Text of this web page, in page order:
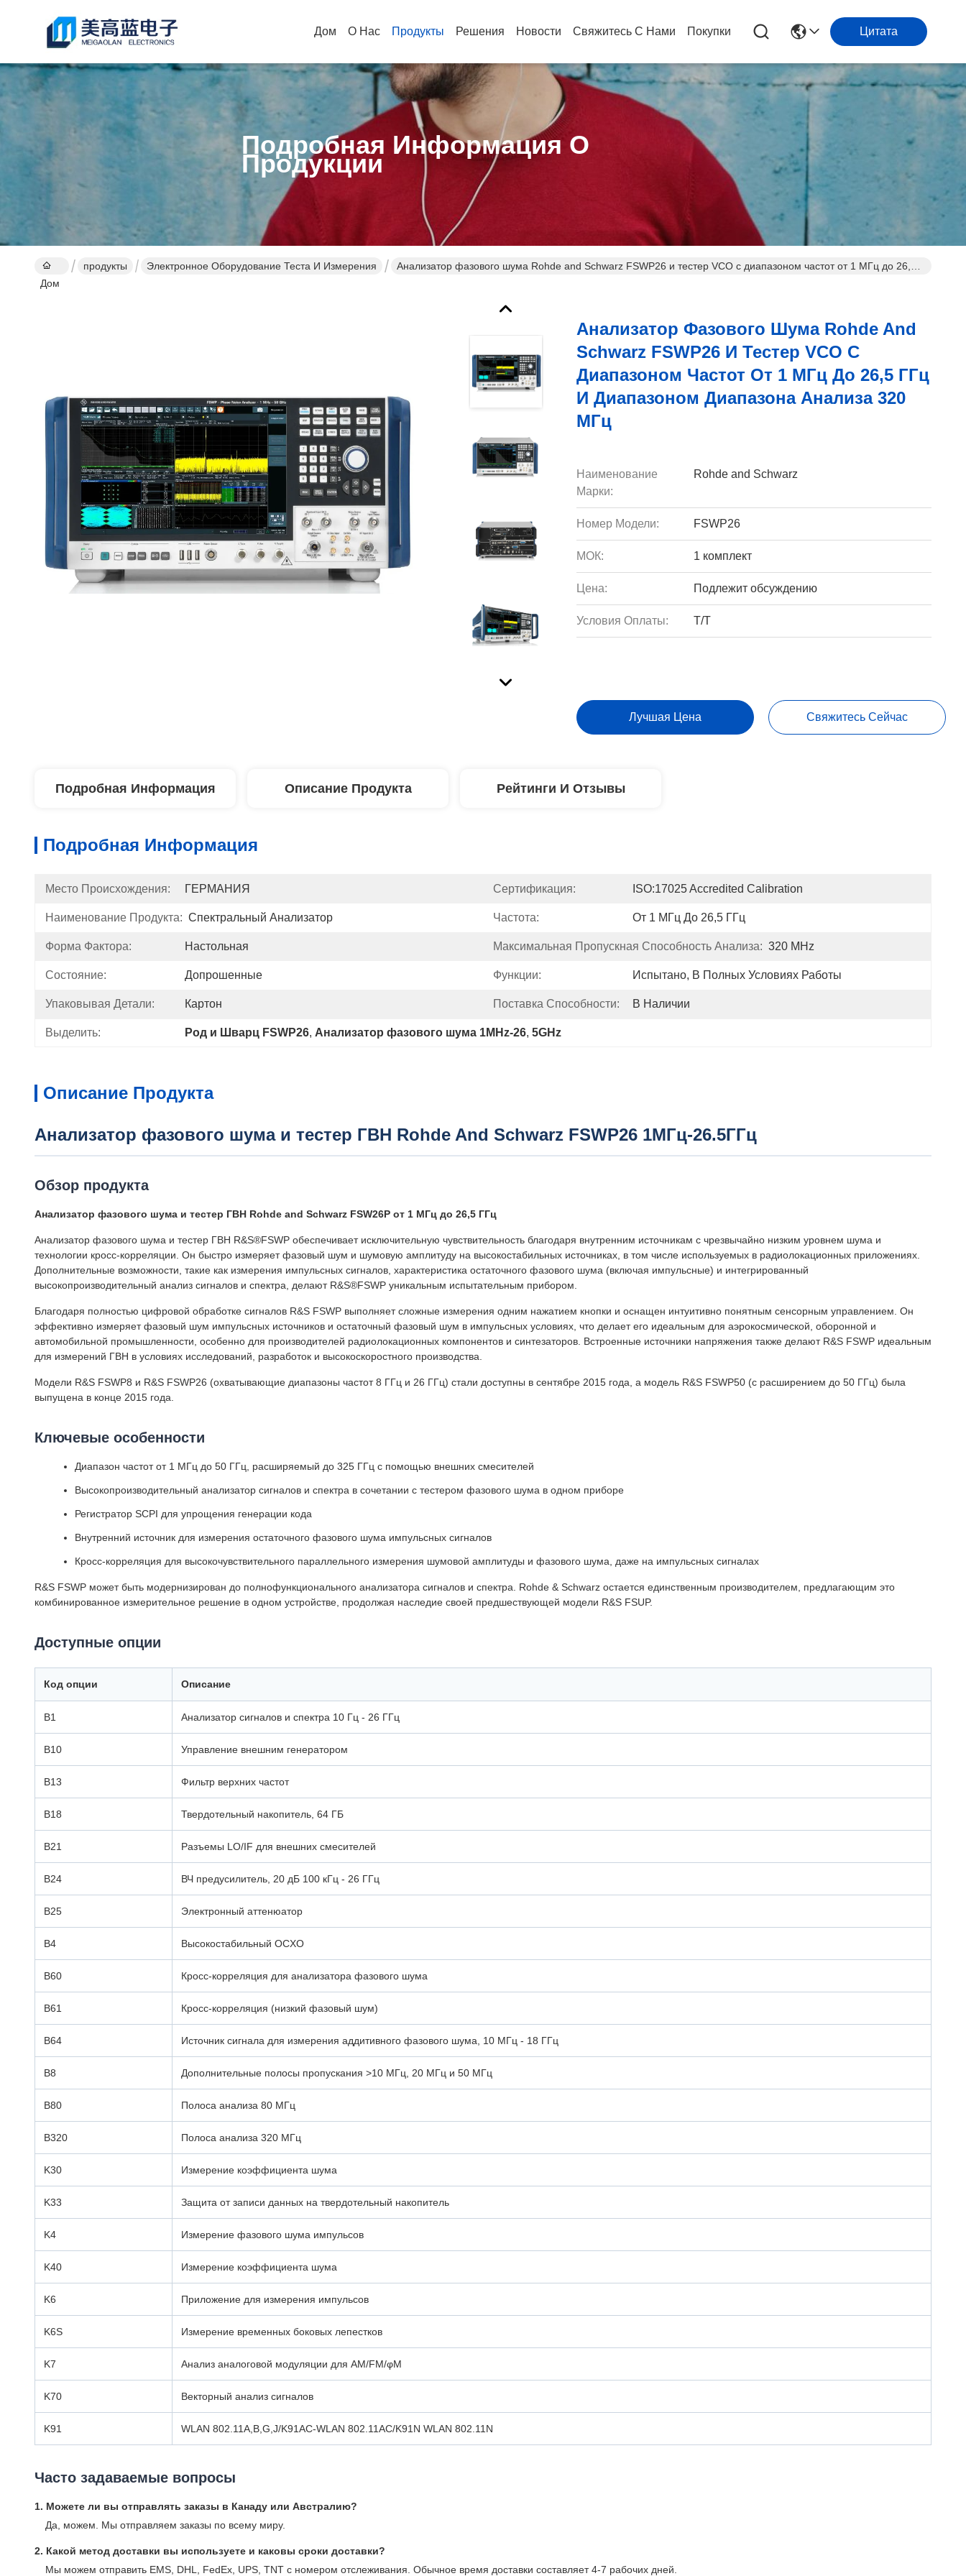
Дом О Нас Продукты Решения Новости Свяжитесь С Нами Покупки Цитата
Подробная Информация О
Продукции
Дом
продукты Электронное Оборудование Теста И Измерения
Анализатор фазового шума Rohde and Schwarz FSWP26 и тестер VCO с диапазоном частот от 1 МГц до 26,5
Анализатор Фазового Шума Rohde And
Schwarz FSWP26 И Тестер VCO С
Диапазоном Частот От 1 МГц До 26,5 ГГц
И Диапазоном Диапазона Анализа 320
МГц
Наименование
Марки:
Rohde and Schwarz
Номер Модели: FSWP26
МОК: 1 комплект
Цена: Подлежит обсуждению
Условия Оплаты: T/T
Лучшая Цена Свяжитесь Сейчас
Подробная Информация Описание Продукта Рейтинги И Отзывы
Подробная Информация
Место Происхождения: ГЕРМАНИЯ Сертификация: ISO:17025 Accredited Calibration
Наименование Продукта: Спектральный Анализатор Частота: От 1 МГц До 26,5 ГГц
Форма Фактора: Настольная Максимальная Пропускная Способность Анализа: 320 MHz
Состояние: Допрошенные Функции: Испытано, В Полных Условиях Работы
Упаковывая Детали: Картон Поставка Способности: В Наличии
Выделить: Род и Шварц FSWP26, Анализатор фазового шума 1MHz-26, 5GHz
Описание Продукта
Анализатор фазового шума и тестер ГВН Rohde And Schwarz FSWP26 1МГц-26.5ГГц
Обзор продукта
Анализатор фазового шума и тестер ГВН Rohde and Schwarz FSW26P от 1 МГц до 26,5 ГГц
Анализатор фазового шума и тестер ГВН R&S®FSWP обеспечивает исключительную чувствительность благодаря внутренним источникам с чрезвычайно низким уровнем шума и
технологии кросс-корреляции. Он быстро измеряет фазовый шум и шумовую амплитуду на высокостабильных источниках, в том числе используемых в радиолокационных приложениях.
Дополнительные возможности, такие как измерения импульсных сигналов, характеристика остаточного фазового шума (включая импульсные) и интегрированный
высокопроизводительный анализ сигналов и спектра, делают R&S®FSWP уникальным испытательным прибором.
Благодаря полностью цифровой обработке сигналов R&S FSWP выполняет сложные измерения одним нажатием кнопки и оснащен интуитивно понятным сенсорным управлением. Он
эффективно измеряет фазовый шум импульсных источников и остаточный фазовый шум в импульсных условиях, что делает его идеальным для аэрокосмической, оборонной и
автомобильной промышленности, особенно для производителей радиолокационных компонентов и синтезаторов. Встроенные источники напряжения также делают R&S FSWP идеальным
для измерений ГВН в условиях исследований, разработок и высокоскоростного производства.
Модели R&S FSWP8 и R&S FSWP26 (охватывающие диапазоны частот 8 ГГц и 26 ГГц) стали доступны в сентябре 2015 года, а модель R&S FSWP50 (с расширением до 50 ГГц) была
выпущена в конце 2015 года.
Ключевые особенности
Диапазон частот от 1 МГц до 50 ГГц, расширяемый до 325 ГГц с помощью внешних смесителей
Высокопроизводительный анализатор сигналов и спектра в сочетании с тестером фазового шума в одном приборе
Регистратор SCPI для упрощения генерации кода
Внутренний источник для измерения остаточного фазового шума импульсных сигналов
Кросс-корреляция для высокочувствительного параллельного измерения шумовой амплитуды и фазового шума, даже на импульсных сигналах
R&S FSWP может быть модернизирован до полнофункционального анализатора сигналов и спектра. Rohde & Schwarz остается единственным производителем, предлагающим это
комбинированное измерительное решение в одном устройстве, продолжая наследие своей предшествующей модели R&S FSUP.
Доступные опции
Код опции Описание
B1 Анализатор сигналов и спектра 10 Гц - 26 ГГц
B10 Управление внешним генератором
B13 Фильтр верхних частот
B18 Твердотельный накопитель, 64 ГБ
B21 Разъемы LO/IF для внешних смесителей
B24 ВЧ предусилитель, 20 дБ 100 кГц - 26 ГГц
B25 Электронный аттенюатор
B4 Высокостабильный OCXO
B60 Кросс-корреляция для анализатора фазового шума
B61 Кросс-корреляция (низкий фазовый шум)
B64 Источник сигнала для измерения аддитивного фазового шума, 10 МГц - 18 ГГц
B8 Дополнительные полосы пропускания >10 МГц, 20 МГц и 50 МГц
B80 Полоса анализа 80 МГц
B320 Полоса анализа 320 МГц
K30 Измерение коэффициента шума
K33 Защита от записи данных на твердотельный накопитель
K4 Измерение фазового шума импульсов
K40 Измерение коэффициента шума
K6 Приложение для измерения импульсов
K6S Измерение временных боковых лепестков
K7 Анализ аналоговой модуляции для AM/FM/φM
K70 Векторный анализ сигналов
K91 WLAN 802.11A,B,G,J/K91AC-WLAN 802.11AC/K91N WLAN 802.11N
Часто задаваемые вопросы
1. Можете ли вы отправлять заказы в Канаду или Австралию?
Да, можем. Мы отправляем заказы по всему миру.
2. Какой метод доставки вы используете и каковы сроки доставки?
Мы можем отправить EMS, DHL, FedEx, UPS, TNT с номером отслеживания. Обычное время доставки составляет 4-7 рабочих дней.